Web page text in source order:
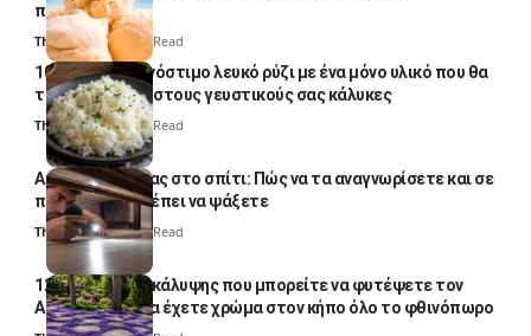
παγωτομηχανή
Thali Ombre 4 Min Read
10 φορές ποιο νόστιμο λευκό ρύζι με ένα μόνο υλικό που θα
το απογειώσει στους γευστικούς σας κάλυκες
Thali Ombre4 Min Read
Αυγά κατσαρίδας στο σπίτι: Πώς να τα αναγνωρίσετε και σε
ποια σημεία πρέπει να ψάξετε
Thali Ombre4 Min Read
12 φυτά εδαφοκάλυψης που μπορείτε να φυτέψετε τον
Αύγουστο για να έχετε χρώμα στον κήπο όλο το φθινόπωρο